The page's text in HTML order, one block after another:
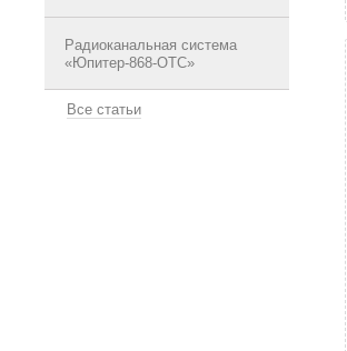
Радиоканальная система
«Юпитер-868-ОТС»
Все статьи